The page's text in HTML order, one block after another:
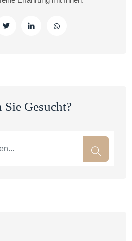
Sie Gesucht?